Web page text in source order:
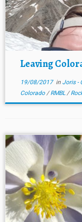
Leaving
19/08/2017in Joris -
Colorado/RMBL/